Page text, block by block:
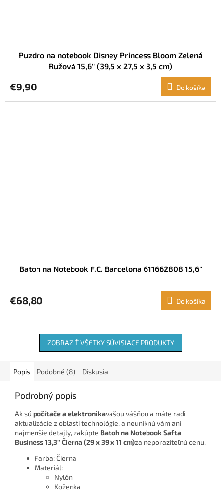
Puzdro na notebook Disney Princess Bloom Zelená
Ružová 15,6'' (39,5 x 27,5 x 3,5 cm)
€9,90 Do košíka
Batoh na Notebook F.C. Barcelona 611662808 15,6''
€68,80 Do košíka
ZOBRAZIŤ VŠETKY SÚVISIACE PRODUKTY
Popis Podobné (8) Diskusia
Podrobný popis
Ak sú počítače a elektronikavašou vášňou a máte radi
aktualizácie z oblasti technológie, a neuniknú vám ani
najmenšie detajly, zakúpte Batoh na Notebook Safta
Business 13,3'' Čierna (29 x 39 x 11 cm)za neporaziteľnú cenu.
Farba: Čierna
Materiál:
Nylón
Koženka